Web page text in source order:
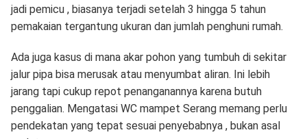
jadi pemicu , biasanya terjadi setelah 3 hingga 5 tahun
pemakaian tergantung ukuran dan jumlah penghuni rumah.
Ada juga kasus di mana akar pohon yang tumbuh di sekitar
jalur pipa bisa merusak atau menyumbat aliran. Ini lebih
jarang tapi cukup repot penanganannya karena butuh
penggalian. Mengatasi WC mampet Serang memang perlu
pendekatan yang tepat sesuai penyebabnya , bukan asal